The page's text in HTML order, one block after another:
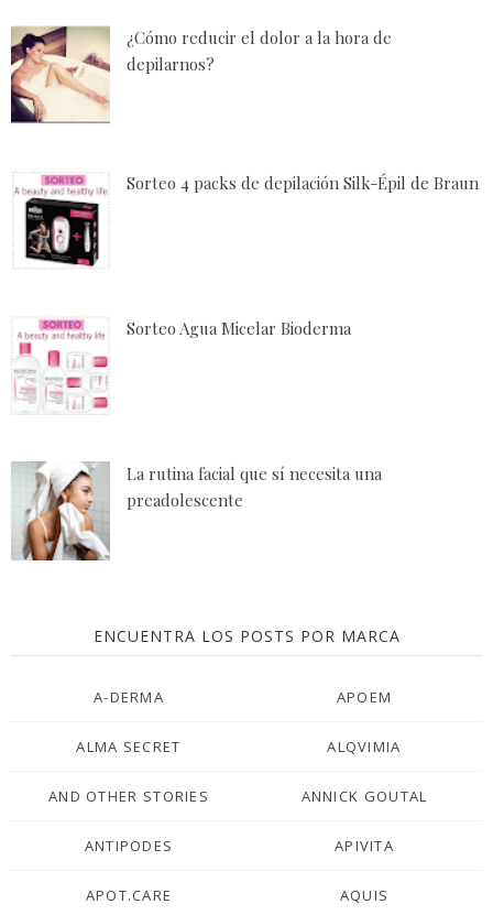
¿Cómo reducir el dolor a la hora de
depilarnos?
Sorteo 4 packs de depilación Silk-Épil de Braun
Sorteo Agua Micelar Bioderma
La rutina facial que sí necesita una
preadolescente
ENCUENTRA LOS POSTS POR MARCA
A-DERMA APOEM
ALMA SECRET ALQVIMIA
AND OTHER STORIES ANNICK GOUTAL
ANTIPODES APIVITA
APOT.CARE AQUIS